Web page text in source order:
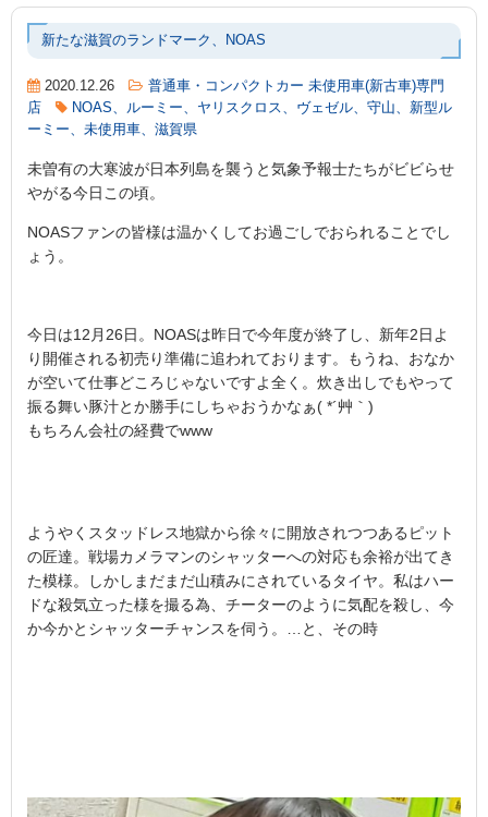
新たな滋賀のランドマーク、NOAS
2020.12.26
普通車・コンパクトカー 未使用車(新古車)専門
店
NOAS、ルーミー、ヤリスクロス、ヴェゼル、守山、新型ル
ーミー、未使用車、滋賀県
未曽有の大寒波が日本列島を襲うと気象予報士たちがビビらせ
やがる今日この頃。
NOASファンの皆様は温かくしてお過ごしでおられることでし
ょう。
今日は12月26日。NOASは昨日で今年度が終了し、新年2日よ
り開催される初売り準備に追われております。もうね、おなか
が空いて仕事どころじゃないですよ全く。炊き出しでもやって
振る舞い豚汁とか勝手にしちゃおうかなぁ( *´艸｀)
もちろん会社の経費でwww
ようやくスタッドレス地獄から徐々に開放されつつあるピット
の匠達。戦場カメラマンのシャッターへの対応も余裕が出てき
た模様。しかしまだまだ山積みにされているタイヤ。私はハー
ドな殺気立った様を撮る為、チーターのように気配を殺し、今
か今かとシャッターチャンスを伺う。…と、その時